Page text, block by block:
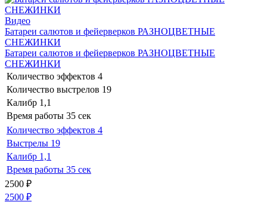
Видео
Батареи салютов и фейерверков РАЗНОЦВЕТНЫЕ
СНЕЖИНКИ
Батареи салютов и фейерверков РАЗНОЦВЕТНЫЕ
СНЕЖИНКИ
Количество эффектов 4
Количество выстрелов 19
Калибр 1,1
Время работы 35 сек
Количество эффектов 4
Выстрелы 19
Калибр 1,1
Время работы 35 сек
2500 ₽
2500 ₽